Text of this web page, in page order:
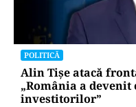
POLITICĂ
Alin Tișe atacă
„România a
investitorilor”